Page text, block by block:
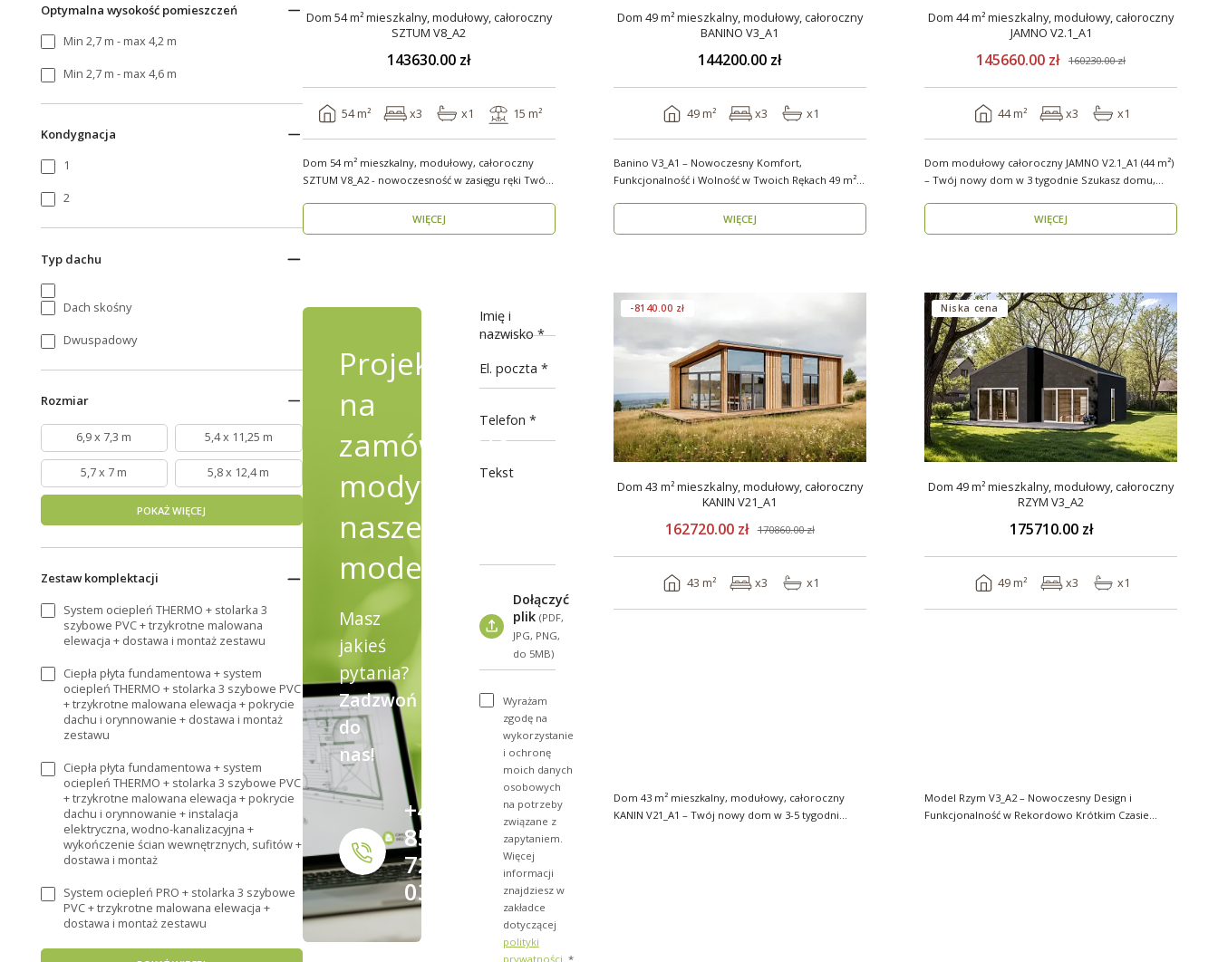
Optymalna wysokość pomieszczeń
Min 2,7 m - max 4,2 m
Min 2,7 m - max 4,6 m
Kondygnacja
1
2
Typ dachu
Dach skośny
Dwuspadowy
Rozmiar
6,9 x 7,3 m 5,4 x 11,25 m
5,7 x 7 m 5,8 x 12,4 m
POKAŻ WIĘCEJ
Zestaw komplektacji
System ociepleń THERMO + stolarka 3
szybowe PVC + trzykrotne malowana
elewacja + dostawa i montaż zestawu
Ciepła płyta fundamentowa + system
ociepleń THERMO + stolarka 3 szybowe PVC
+ trzykrotne malowana elewacja + pokrycie
dachu i orynnowanie + dostawa i montaż
zestawu
Ciepła płyta fundamentowa + system
ociepleń THERMO + stolarka 3 szybowe PVC
+ trzykrotne malowana elewacja + pokrycie
dachu i orynnowanie + instalacja
elektryczna, wodno-kanalizacyjna +
wykończenie ścian wewnętrznych, sufitów +
dostawa i montaż
System ociepleń PRO + stolarka 3 szybowe
PVC + trzykrotne malowana elewacja +
dostawa i montaż zestawu
Dom 54 m² mieszkalny, modułowy, całoroczny
SZTUM V8_A2
143630.00 zł
54 m² x3 x1 15 m²
Dom 54 m² mieszkalny, modułowy, całoroczny
SZTUM V8_A2 - nowoczesność w zasięgu ręki Twój
WIĘCEJ
Dom 49 m² mieszkalny, modułowy, całoroczny
BANINO V3_A1
144200.00 zł
49 m² x3 x1
Banino V3_A1 – Nowoczesny Komfort,
Funkcjonalność i Wolność w Twoich Rękach 49 m²
WIĘCEJ
Dom 44 m² mieszkalny, modułowy, całoroczny
JAMNO V2.1_A1
145660.00 zł 160230.00 zł
44 m² x3 x1
Dom modułowy całoroczny JAMNO V2.1_A1 (44 m²)
– Twój nowy dom w 3 tygodnie Szukasz domu,
WIĘCEJ
Projekty
na
zamówienie,
modyfikując
nasze
modele
Masz
jakieś
pytania?
Zadzwoń
do
nas!
+48
856
723
031
Imię i
nazwisko
El. poczta
Telefon
Tekst
Dołączyć
plik(PDF,
JPG, PNG,
do 5MB)
Wyrażam
zgodę na
wykorzystanie
i ochronę
moich danych
osobowych
na potrzeby
związane z
zapytaniem.
Więcej
informacji
znajdziesz w
zakładce
dotyczącej
polityki
prywatności . *
-8140.00 zł
Dom 43 m² mieszkalny, modułowy, całoroczny
KANIN V21_A1
162720.00 zł 170860.00 zł
43 m² x3 x1
Dom 43 m² mieszkalny, modułowy, całoroczny
KANIN V21_A1 – Twój nowy dom w 3-5 tygodni
Niska cena
Dom 49 m² mieszkalny, modułowy, całoroczny
RZYM V3_A2
175710.00 zł
49 m² x3 x1
Model Rzym V3_A2 – Nowoczesny Design i
Funkcjonalność w Rekordowo Krótkim Czasie